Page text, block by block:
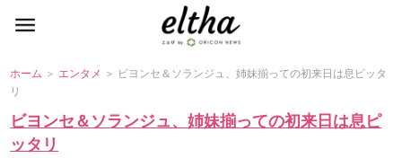
ホーム ＞ エンタメ ＞ ビヨンセ＆ソランジュ、姉妹揃っての初来日は息ピッタ
リ
ビヨンセ＆ソランジュ、姉妹揃っての初来日は息ピ
ッタリ